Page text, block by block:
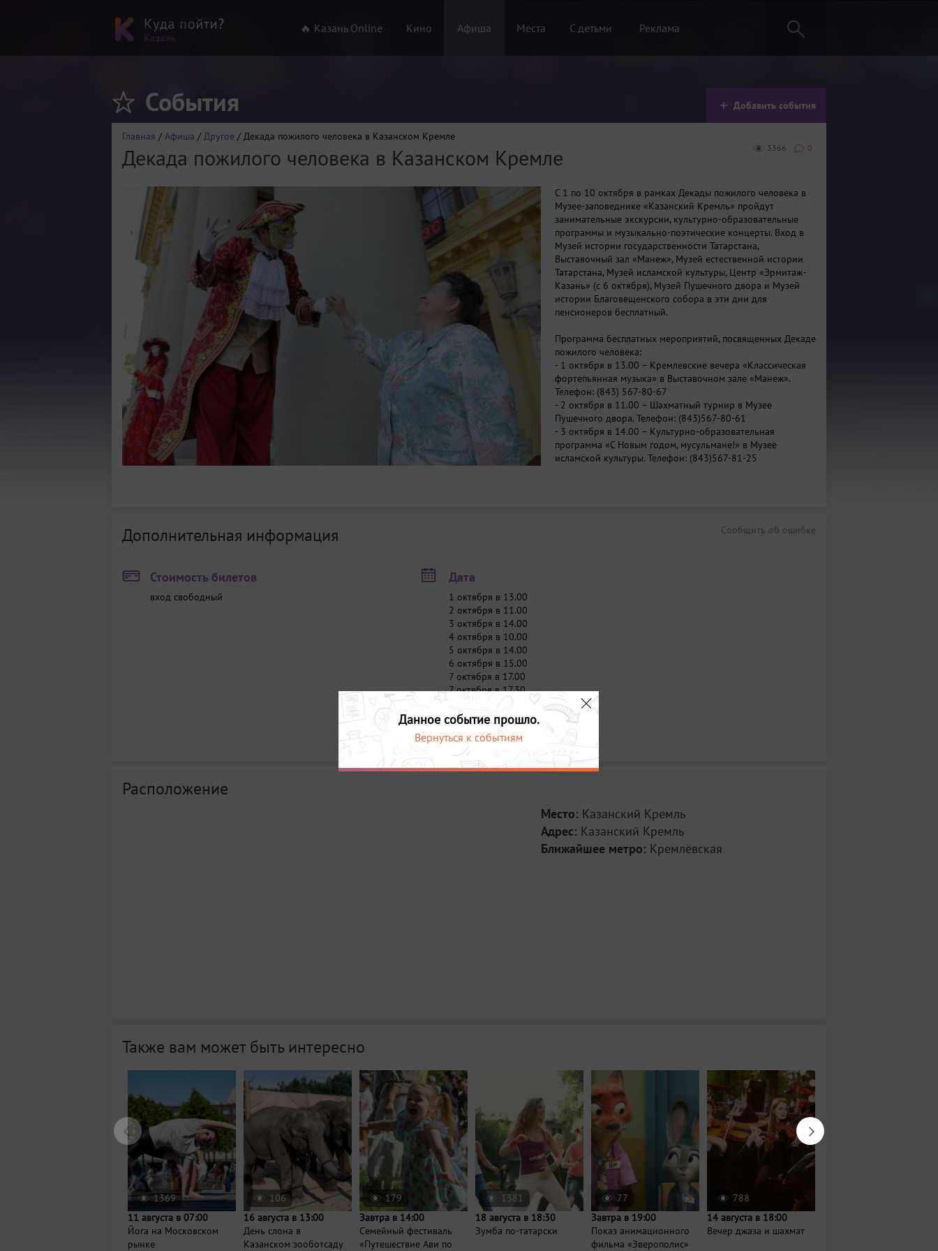
🔥 Казань Online Кино Афиша Места С детьми Реклама
События Добавить события
Главная / Афиша / Другое / Декада пожилого человека в Казанском Кремле
0
3366
Декада пожилого человека в Казанском Кремле
С 1 по 10 октября в рамках Декады пожилого человека в
Музее-заповеднике «Казанский Кремль» пройдут
занимательные экскурсии, культурно-образовательные
программы и музыкально-поэтические концерты. Вход в
Музей истории государственности Татарстана,
Выставочный зал «Манеж», Музей естественной истории
Татарстана, Музей исламской культуры, Центр «Эрмитаж-
Казань» (с 6 октября), Музей Пушечного двора и Музей
истории Благовещенского собора в эти дни для
пенсионеров бесплатный.
Программа бесплатных мероприятий, посвященных Декаде
пожилого человека:
- 1 октября в 13.00 – Кремлевские вечера «Классическая
фортепьянная музыка» в Выставочном зале «Манеж».
Телефон: (843) 567-80-67
- 2 октября в 11.00 – Шахматный турнир в Музее
Пушечного двора. Телефон: (843)567-80-61
- 3 октября в 14.00 – Культурно-образовательная
программа «С Новым годом, мусульмане!» в Музее
исламской культуры. Телефон: (843)567-81-25
истории Татарстана, Музей исламской культуры, Музей
Пушечного двора, Выставочный зал «Манеж», Музей
естественной истории Татарстана. Телефон: (843)567-80-
36
- 7 октября в 17.30 – Обзорная экскурсия по Кремлю (для
победителей и участников конкурса «В гармонии с
- 8 октября в 14.00 – Эрмитажная гостиная «Осенние
в Музее Пушечного двора. Телефон: (843)567-80-61
- 10 октября в 10.00 – Обзорная экскурсия по Казанскому
Кремлю. Телефон: (843)567-80-30
Сообщить об ошибке
Дополнительная информация
Стоимость билетов
вход свободный
Дата
1 октября в 13.00
2 октября в 11.00
3 октября в 14.00
4 октября в 10.00
5 октября в 14.00
6 октября в 15.00
7 октября в 17.00
7 октября в 17.30
9 октября в 14.00
10 октября в 10.00
Расположение
Место: Казанский Кремль
Адрес: Казанский Кремль
Ближайшее метро: Кремлёвская
Также вам может быть интересно
1369
11 августа в 07:00
Йога на Московском
рынке
106
16 августа в 13:00
День слона в
Казанском зооботсаду
179
Завтра в 14:00
Семейный фестиваль
«Путешествие Ави по
1381
18 августа в 18:30
Зумба по-татарски
77
Завтра в 19:00
Показ анимационного
фильма «Зверополис»
788
14 августа в 18:00
Вечер джаза и шахмат
Данное событие прошло.
Вернуться к событиям